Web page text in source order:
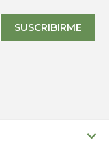
SUSCRIBIRME